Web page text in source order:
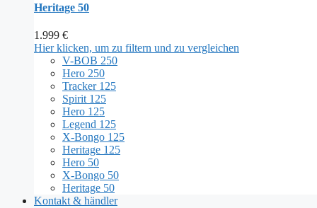
Heritage 50
1.999 €
Hier klicken, um zu filtern und zu vergleichen
V-BOB 250
Hero 250
Tracker 125
Spirit 125
Hero 125
Legend 125
X-Bongo 125
Heritage 125
Hero 50
X-Bongo 50
Heritage 50
Kontakt & händler